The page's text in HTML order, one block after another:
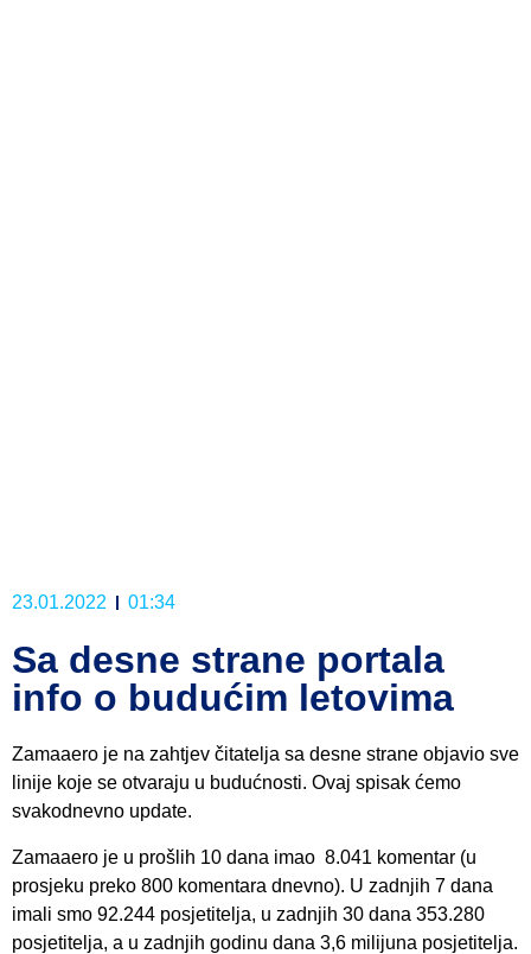
23.01.2022 01:34
Sa desne strane portala
info o budućim letovima
Zamaaero je na zahtjev čitatelja sa desne strane objavio sve
linije koje se otvaraju u budućnosti. Ovaj spisak ćemo
svakodnevno update.
Zamaaero je u prošlih 10 dana imao 8.041 komentar (u
prosjeku preko 800 komentara dnevno). U zadnjih 7 dana
imali smo 92.244 posjetitelja, u zadnjih 30 dana 353.280
posjetitelja, a u zadnjih godinu dana 3,6 milijuna posjetitelja.